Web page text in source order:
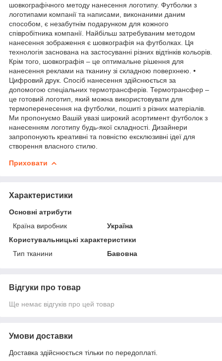
шовкографічного методу нанесення логотипу. Футболки з
логотипами компанії та написами, виконаними даним
способом, є незабутнім подарунком для кожного
співробітника компанії. Найбільш затребуваним методом
нанесення зображення є шовкографія на футболках. Ця
технологія заснована на застосуванні різних відтінків кольорів.
Крім того, шовкографія – це оптимальне рішення для
нанесення реклами на тканину зі складною поверхнею. •
Цифровий друк. Спосіб нанесення здійснюється за
допомогою спеціальних термотрансферів. Термотрансфер –
це готовий логотип, який можна використовувати для
термоперенесення на футболки, пошиті з різних матеріалів.
Ми пропонуємо Вашій увазі широкий асортимент футболок з
нанесенням логотипу будь-якої складності. Дизайнери
запропонують креативні та повністю ексклюзивні ідеї для
створення власного стилю.
Приховати
Характеристики
Основні атрибути
Країна виробник
Україна
Користувальницькі характеристики
Тип тканини
Бавовна
Відгуки про товар
Ще немає відгуків про цей товар
Умови доставки
Доставка здійснюється тільки по передоплаті.